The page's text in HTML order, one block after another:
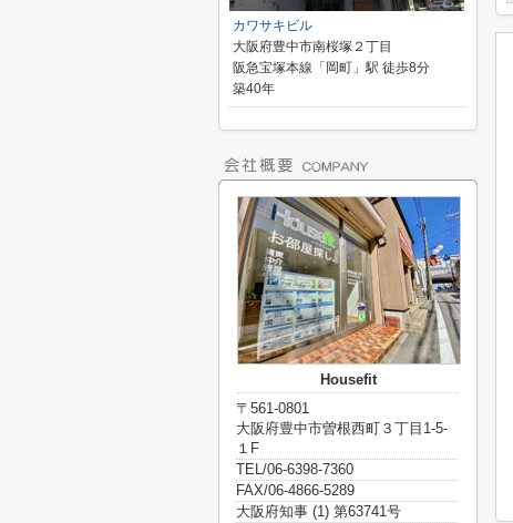
カワサキビル
大阪府豊中市南桜塚２丁目
阪急宝塚本線「岡町」駅 徒歩8分
築40年
Housefit
〒561-0801
大阪府豊中市曽根西町３丁目1-5-
１F
TEL/06-6398-7360
FAX/06-4866-5289
大阪府知事 (1) 第63741号